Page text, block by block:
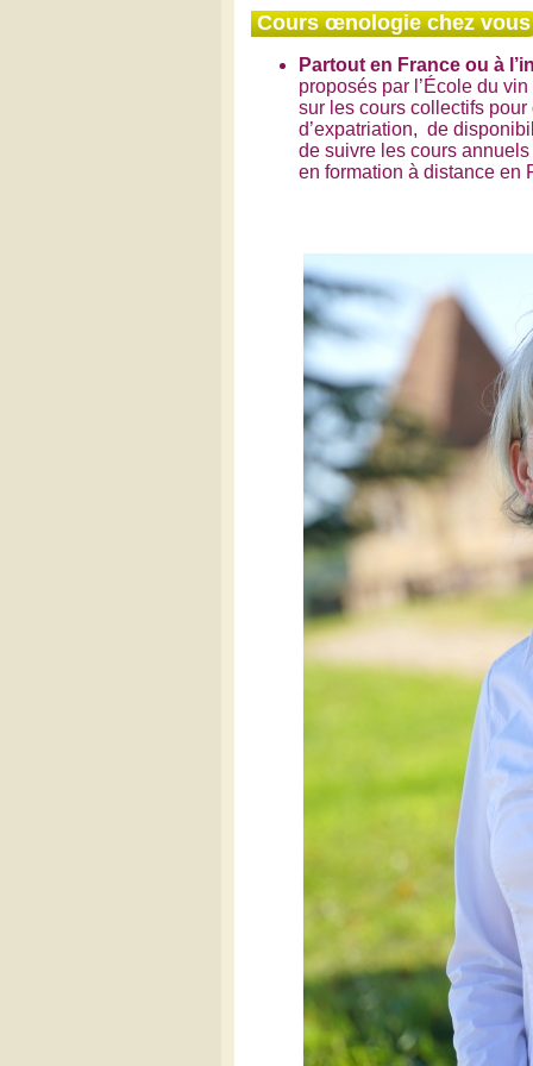
Cours œnologie chez vous
Partout en France ou à
proposés par l’École du
sur les cours collectifs
d’expatriation, de
de suivre les cours
en formation à distance en